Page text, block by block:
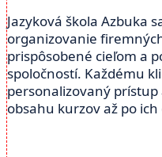
Jazyková škola Azbuka
organizovanie
prispôsobené cieľom a
spoločností. Každému
personalizovaný
obsahu kurzov až po